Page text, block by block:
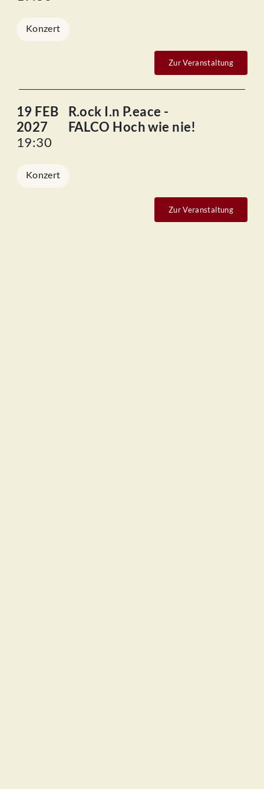
Konzert
Zur Veranstaltung
19 FEB
2027
19:30
R.ock I.n P.eace -
FALCO Hoch wie nie!
Konzert
Zur Veranstaltung